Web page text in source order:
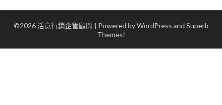
©2026 活意行銷企管顧問 | Powered by WordPress and Superb
Themes!